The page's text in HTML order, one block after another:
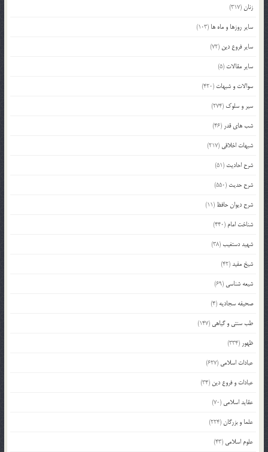
زنان(317)
سایر روزها و ماه ها (103)
سایر فروع دین (72)
سایر مقالات (5)
سوالات و شبهات (420)
سیر و سلوک (274)
شب های قدر (46)
شبهات اخلاقی (217)
شرح احادیث (51)
شرح حدیث (550)
شرح دیوان حافظ (11)
شناخت امام (440)
شهید دستغیب(38)
شیخ مفید(42)
شیعه شناسی (69)
صحیفه سجادیه (4)
طب سنتی و گیاهی (147)
ظهور (334)
عبادات اسلامی (627)
عبادات و فروع دین (34)
عقاید اسلامی (70)
علما و بزرگان(224)
علوم اسلامی (43)